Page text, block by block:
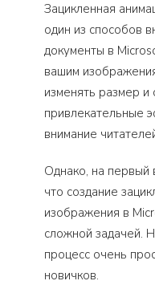
Зацикленная
один из способов
документы в
вашим
изменять размер и
привлекательные
внимание
Однако, на первый
что создание
изображения в
сложной задачей.
процесс очень
новичков.